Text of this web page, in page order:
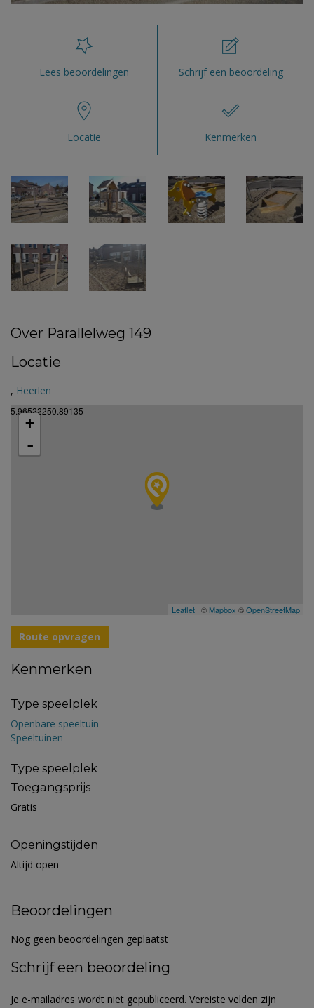
Lees beoordelingen Schrijf een beoordeling
Locatie Kenmerken
Over Parallelweg 149
Locatie
, Heerlen
5.96522250.89135
+
-
Leaflet | © Mapbox ©OpenStreetMap
Route opvragen
Kenmerken
Type speelplek
Openbare speeltuin
Speeltuinen
Type speelplek
Toegangsprijs
Gratis
Openingstijden
Altijd open
Beoordelingen
Nog geen beoordelingen geplaatst
Schrijf een beoordeling
Je e-mailadres wordt niet gepubliceerd. Vereiste velden zijn